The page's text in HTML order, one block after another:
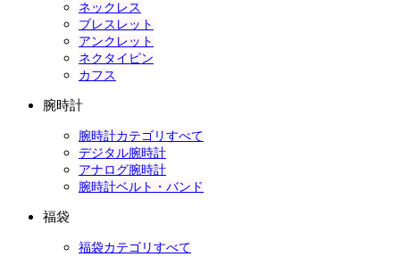
ネックレス
ブレスレット
アンクレット
ネクタイピン
カフス
腕時計
腕時計カテゴリすべて
デジタル腕時計
アナログ腕時計
腕時計ベルト・バンド
福袋
福袋カテゴリすべて